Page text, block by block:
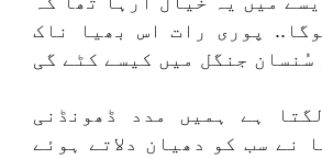
پوری رات اس بھیا ناک
ہے ہمیں مدد ڈھونڈنی
نے سب کو دھیان دلاتے ہوئے